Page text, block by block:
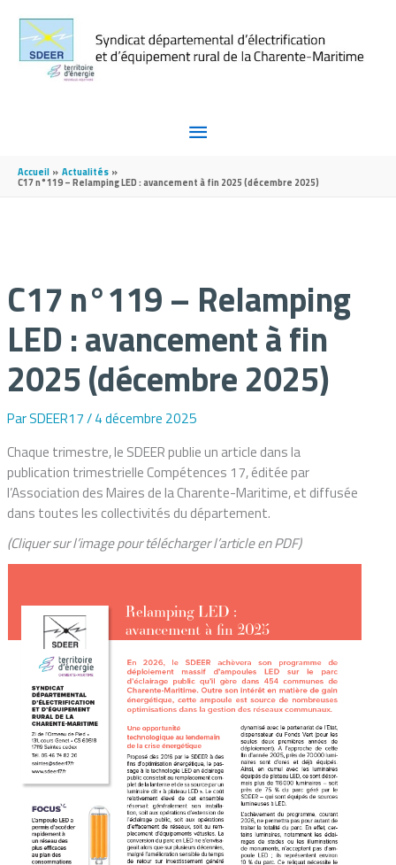
MENU
PRINCIPAL
Accueil Actualités
C17 n°119 – Relamping LED : avancement à fin 2025 (décembre 2025)
C17 n°119 – Relamping
LED : avancement à fin
2025 (décembre 2025)
ParSDEER17/4 décembre 2025
Chaque trimestre, le SDEER publie un article dans la
publication trimestrielle Compétences 17, éditée par
l’Association des Maires de la Charente-Maritime, et diffusée
dans toutes les collectivités du département.
(Cliquer sur l’image pour télécharger l’article en PDF)